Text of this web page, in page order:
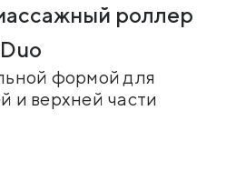
роллер
формой для
и верхней части